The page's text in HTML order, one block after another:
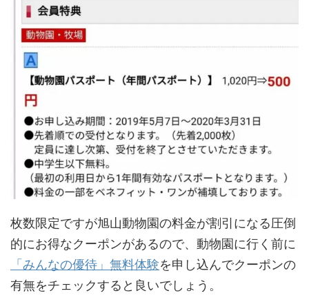
枚数限定ですが旭山動物園の料金が割引になる圧倒
的にお得なクーポンがあるので、動物園に行く前に
「みんなの優待」無料体験を申し込んでクーポンの
有無をチェックすると良いでしょう。